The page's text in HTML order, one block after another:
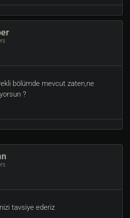
bölümde mevcut zaten,ne
?
tavsiye ederiz